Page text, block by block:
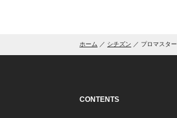
ホーム シチズン プロマスター
CONTENTS